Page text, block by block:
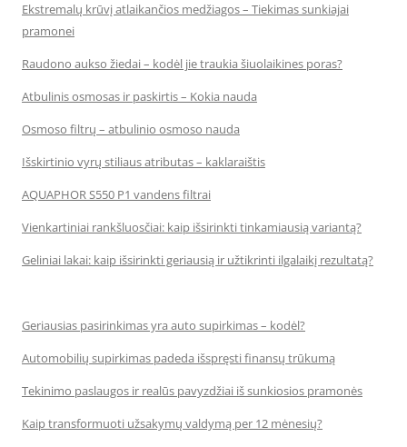
Ekstremalų krūvį atlaikančios medžiagos – Tiekimas sunkiajai
pramonei
Raudono aukso žiedai – kodėl jie traukia šiuolaikines poras?
Atbulinis osmosas ir paskirtis – Kokia nauda
Osmoso filtrų – atbulinio osmoso nauda
Išskirtinio vyrų stiliaus atributas – kaklaraištis
AQUAPHOR S550 P1 vandens filtrai
Vienkartiniai rankšluosčiai: kaip išsirinkti tinkamiausią variantą?
Geliniai lakai: kaip išsirinkti geriausią ir užtikrinti ilgalaikį rezultatą?
Geriausias pasirinkimas yra auto supirkimas – kodėl?
Automobilių supirkimas padeda išspręsti finansų trūkumą
Tekinimo paslaugos ir realūs pavyzdžiai iš sunkiosios pramonės
Kaip transformuoti užsakymų valdymą per 12 mėnesių?